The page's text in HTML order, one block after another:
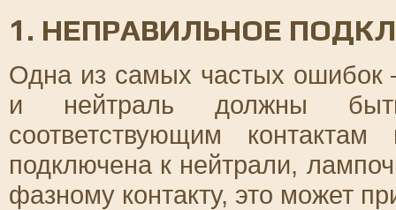
1. НЕПРАВИЛЬНОЕ
Одна из самых частых ошибок
и нейтраль должны
соответствующим
подключена к нейтрали,
фазному контакту, это может